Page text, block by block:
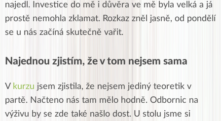
najedl. Investice do mě i důvěra ve mě byla velká a já
prostě nemohla zklamat. Rozkaz zněl jasně, od pondělí
se u nás začíná skutečně vařit.
Najednou zjistím, že v tom nejsem sama
V kurzu jsem zjistila, že nejsem jediný teoretik v
partě. Načteno nás tam mělo hodně. Odbornic na
výživu by se zde také našlo dost. U stolu jsme si